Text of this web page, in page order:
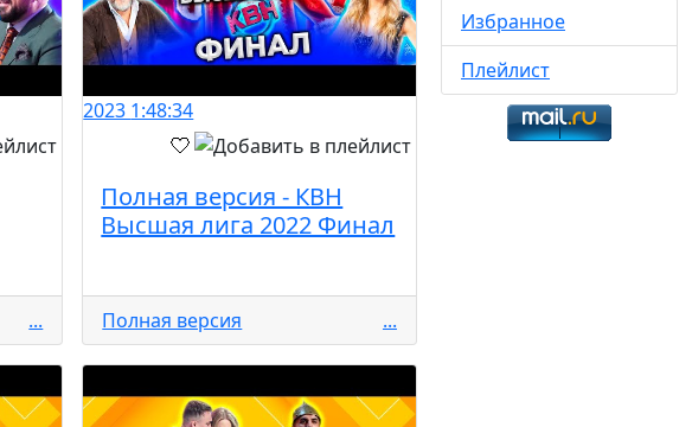
...
2023 1:48:34
Полная версия - КВН
Высшая лига 2022 Финал
Полная версия ...
Избранное
Плейлист